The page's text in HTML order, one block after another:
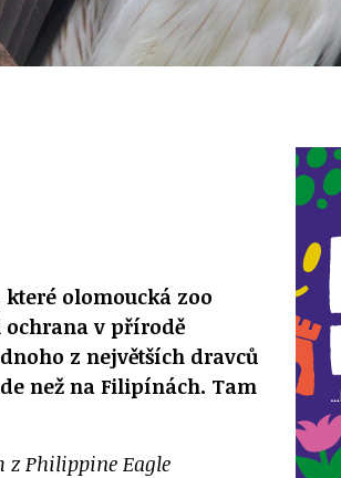
olomoucká zoo
ochrana v přírodě
z největších dravců
než na Filipínách. Tam
z Philippine Eagle